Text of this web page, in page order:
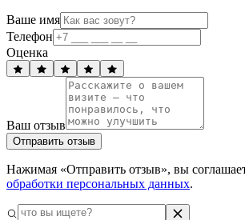
Ваше имя
Телефон
Оценка
Ваш отзыв
Отправить отзыв
Нажимая «Отправить отзыв», вы
обработки персональных данных.